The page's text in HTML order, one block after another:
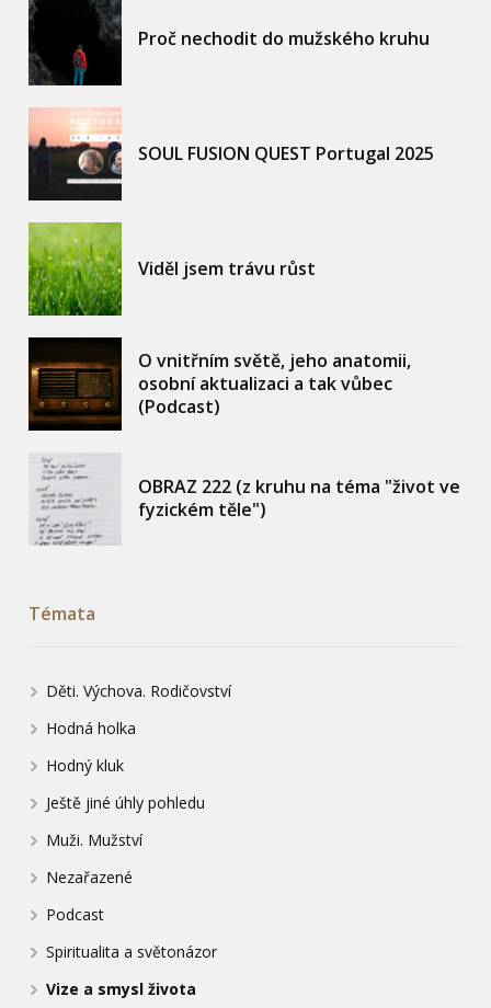
Proč nechodit do mužského kruhu
SOUL FUSION QUEST Portugal 2025
Viděl jsem trávu růst
O vnitřním světě, jeho anatomii,
osobní aktualizaci a tak vůbec
(Podcast)
OBRAZ 222 (z kruhu na téma "život ve
fyzickém těle")
Témata
Děti. Výchova. Rodičovství
Hodná holka
Hodný kluk
Ještě jiné úhly pohledu
Muži. Mužství
Nezařazené
Podcast
Spiritualita a světonázor
Vize a smysl života